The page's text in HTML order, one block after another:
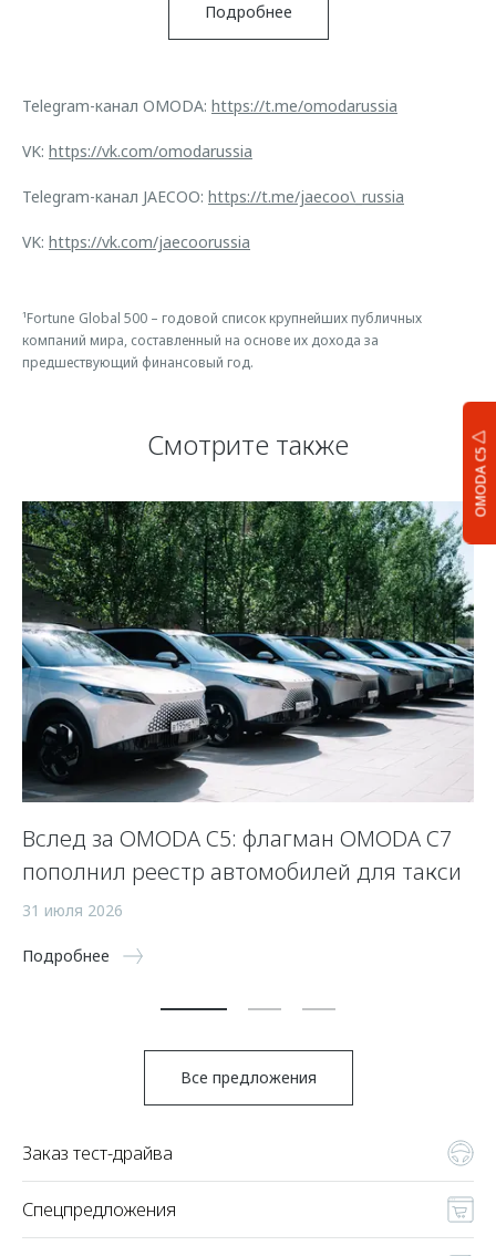
OMODA C5
Подробнее
Telegram-канал OMODA: https://t.me/omodarussia
VK: https://vk.com/omodarussia
Telegram-канал JAECOO: https://t.me/jaecoo\_russia
VK: https://vk.com/jaecoorussia
¹Fortune Global 500 – годовой список крупнейших публичных
компаний мира, составленный на основе их дохода за
предшествующий финансовый год.
Смотрите также
Вслед за OMODA C5: флагман OMODA C7
пополнил реестр автомобилей для такси
31 июля 2026
Подробнее
Все предложения
Заказ тест-драйва
Спецпредложения